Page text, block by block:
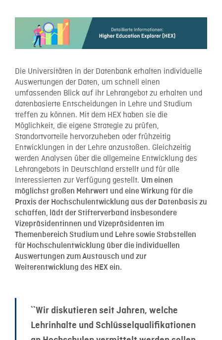
Die Universitäten in der Datenbank erhalten individuelle
Auswertungen der Daten, um schnell einen
umfassenden Blick auf ihr Lehrangebot zu erhalten und
datenbasierte Entscheidungen in Lehre und Studium
treffen zu können. Mit dem HEX haben sie die
Möglichkeit, die eigene Strategie zu prüfen,
Standortvorteile hervorzuheben oder frühzeitig
Entwicklungen in der Lehre anzustoßen. Gleichzeitig
werden Analysen über die allgemeine Entwicklung des
Lehrangebots in Deutschland erstellt und für alle
Interessierten zur Verfügung gestellt. Um einen
möglichst großen Mehrwert und eine Wirkung für die
Praxis der Hochschulentwicklung aus der Datenbasis zu
schaffen, lädt der Stifterverband insbesondere
Vizepräsidentinnen und Vizepräsidenten im
Themenbereich Studium und Lehre sowie Stabstellen
für Hochschulentwicklung über die individuellen
Auswertungen zum Austausch und zur
Weiterentwicklung des HEX ein.
``Wir diskutieren seit Jahren, welche
Lehrinhalte und Schlüsselqualifikationen